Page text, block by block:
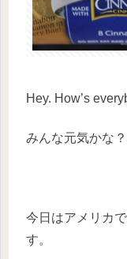
Hey. How’s
みんな元気かな？
今日はアメリカ
す。